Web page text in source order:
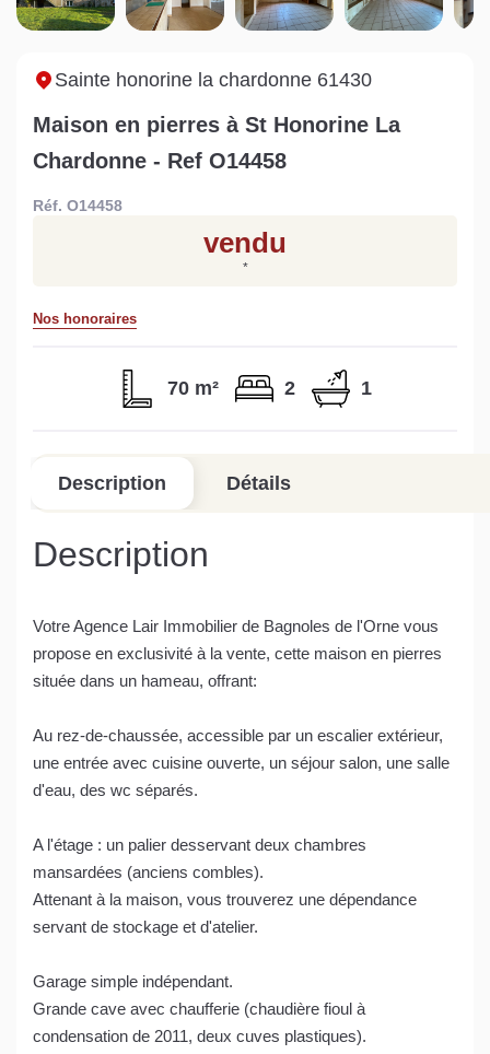
maison à Mortagne-au-
Perche
non viabilisé à Pré-en-
Pail ?
Estimez votre bien en ligne.
en quelques clics.
Sainte honorine la chardonne 61430
Maison en pierres à St Honorine La
Chardonne - Ref O14458
Réf. O14458
vendu
*
Nos honoraires
70 m² 2 1
Description Détails
Description
Votre Agence Lair Immobilier de Bagnoles de l'Orne vous
propose en exclusivité à la vente, cette maison en pierres
située dans un hameau, offrant:
Au rez-de-chaussée, accessible par un escalier extérieur,
une entrée avec cuisine ouverte, un séjour salon, une salle
d'eau, des wc séparés.
A l'étage : un palier desservant deux chambres
mansardées (anciens combles).
Attenant à la maison, vous trouverez une dépendance
servant de stockage et d'atelier.
Garage simple indépendant.
Grande cave avec chaufferie (chaudière fioul à
condensation de 2011, deux cuves plastiques).